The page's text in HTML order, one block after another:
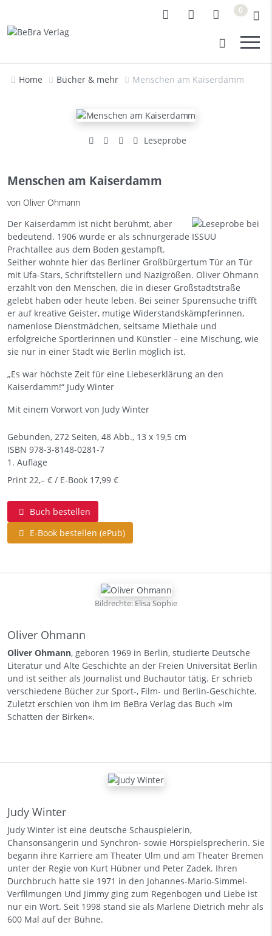
0
Home Bücher & mehr Menschen am Kaiserdamm
Leseprobe
Menschen am Kaiserdamm
von Oliver Ohmann
Der Kaiserdamm ist nicht berühmt, aber
bedeutend. 1906 wurde er als schnurgerade
Prachtallee aus dem Boden gestampft.
Seither wohnte hier das Berliner Großbürgertum Tür an Tür
mit Ufa-Stars, Schriftstellern und Nazigrößen. Oliver Ohmann
erzählt von den Menschen, die in dieser Großstadtstraße
gelebt haben oder heute leben. Bei seiner Spurensuche trifft
er auf kreative Geister, mutige Widerstandskämpferinnen,
namenlose Dienstmädchen, seltsame Miethaie und
erfolgreiche Sportlerinnen und Künstler – eine Mischung, wie
sie nur in einer Stadt wie Berlin möglich ist.
„Es war höchste Zeit für eine Liebeserklärung an den
Kaiserdamm!“ Judy Winter
Mit einem Vorwort von Judy Winter
Gebunden, 272 Seiten, 48 Abb., 13 x 19,5 cm
ISBN 978-3-8148-0281-7
1. Auflage
Print 22,– € / E-Book 17,99 €
Buch bestellen
E-Book bestellen (ePub)
Bildrechte: Elisa Sophie
Oliver Ohmann
Oliver Ohmann, geboren 1969 in Berlin, studierte Deutsche
Literatur und Alte Geschichte an der Freien Universität Berlin
und ist seither als Journalist und Buchautor tätig. Er schrieb
verschiedene Bücher zur Sport-, Film- und Berlin-Geschichte.
Zuletzt erschien von ihm im BeBra Verlag das Buch »Im
Schatten der Birken«.
Judy Winter
Judy Winter ist eine deutsche Schauspielerin,
Chansonsängerin und Synchron- sowie Hörspielsprecherin. Sie
begann ihre Karriere am Theater Ulm und am Theater Bremen
unter der Regie von Kurt Hübner und Peter Zadek. Ihren
Durchbruch hatte sie 1971 in den Johannes-Mario-Simmel-
Verfilmungen Und Jimmy ging zum Regenbogen und Liebe ist
nur ein Wort. Seit 1998 stand sie als Marlene Dietrich mehr als
600 Mal auf der Bühne.